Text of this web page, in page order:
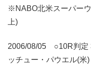
※NABO北米スーパー
上)
2006/08/05 ○10R判定
ッチュー・パウエル(米)